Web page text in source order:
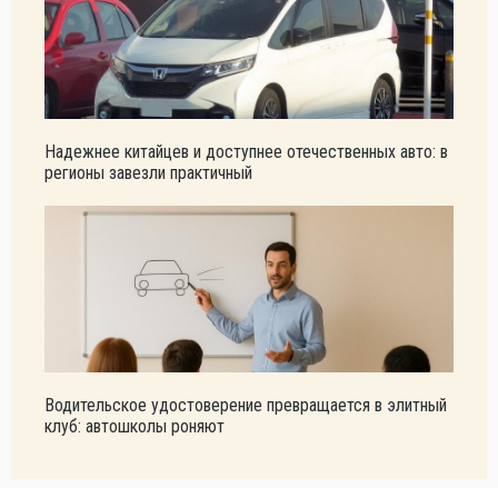
Надежнее китайцев и доступнее отечественных авто: в
регионы завезли практичный
Водительское удостоверение превращается в элитный
клуб: автошколы роняют